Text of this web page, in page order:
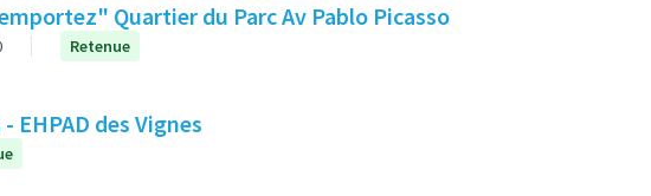
Ateliers créatifs "Venez, tester, créer, emportez" Quartier du Parc Av Pablo Picasso
Retenue
des Vignes